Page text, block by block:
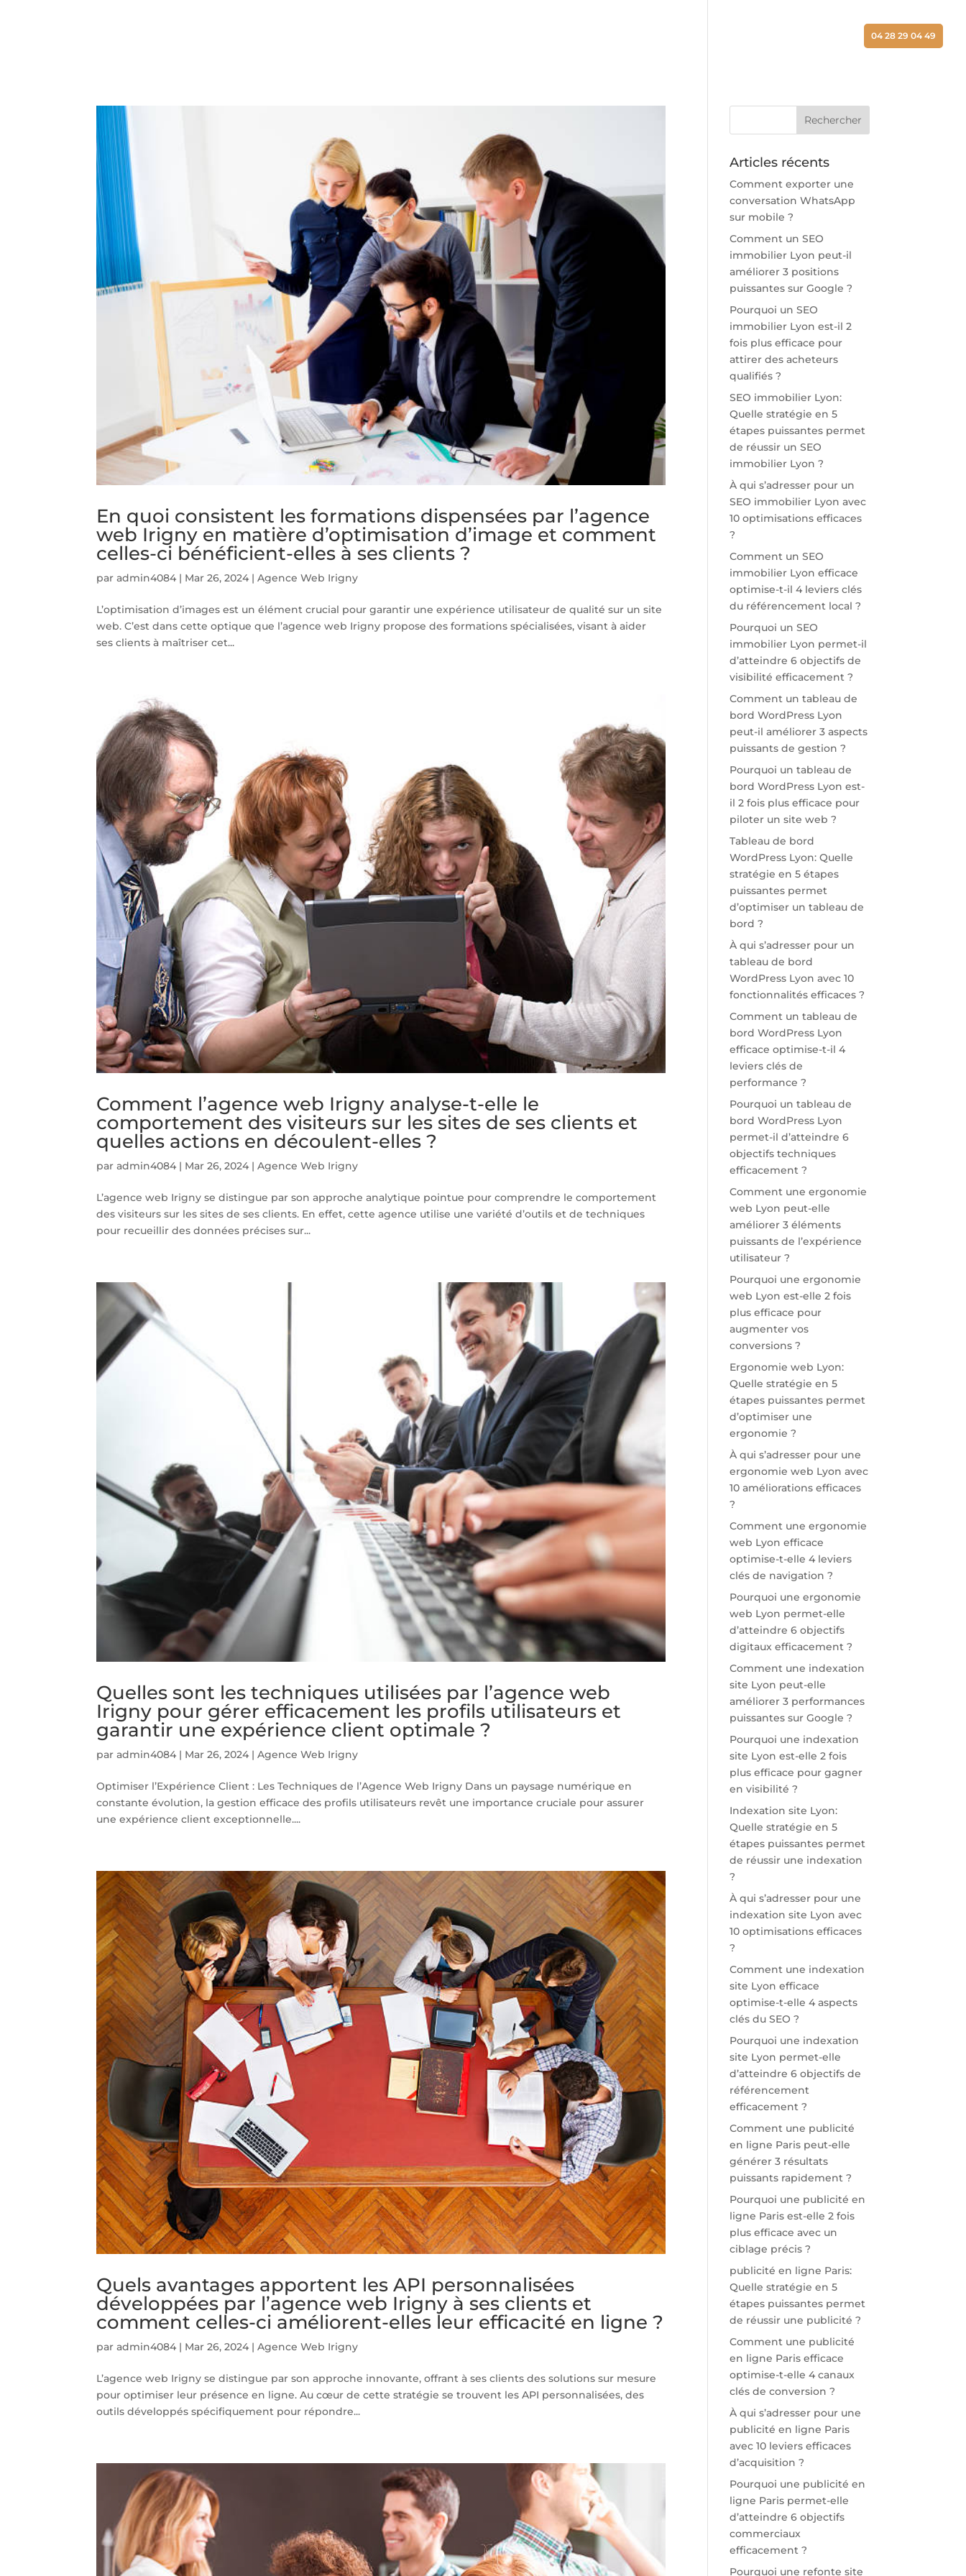
04 28 29 04 49
En quoi consistent les formations dispensées par l’agence
web Irigny en matière d’optimisation d’image et comment
celles-ci bénéficient-elles à ses clients ?
paradmin4084 | Mar 26, 2024 |Agence Web Irigny
L’optimisation d’images est un élément crucial pour garantir une expérience utilisateur de qualité sur un site
web. C’est dans cette optique que l’agence web Irigny propose des formations spécialisées, visant à aider
ses clients à maîtriser cet...
Comment l’agence web Irigny analyse-t-elle le
comportement des visiteurs sur les sites de ses clients et
quelles actions en découlent-elles ?
paradmin4084 | Mar 26, 2024 |Agence Web Irigny
L’agence web Irigny se distingue par son approche analytique pointue pour comprendre le comportement
des visiteurs sur les sites de ses clients. En effet, cette agence utilise une variété d’outils et de techniques
pour recueillir des données précises sur...
Quelles sont les techniques utilisées par l’agence web
Irigny pour gérer efficacement les profils utilisateurs et
garantir une expérience client optimale ?
paradmin4084 | Mar 26, 2024 |Agence Web Irigny
Optimiser l’Expérience Client : Les Techniques de l’Agence Web Irigny Dans un paysage numérique en
constante évolution, la gestion efficace des profils utilisateurs revêt une importance cruciale pour assurer
une expérience client exceptionnelle....
Quels avantages apportent les API personnalisées
développées par l’agence web Irigny à ses clients et
comment celles-ci améliorent-elles leur efficacité en ligne ?
paradmin4084 | Mar 26, 2024 |Agence Web Irigny
L’agence web Irigny se distingue par son approche innovante, offrant à ses clients des solutions sur mesure
pour optimiser leur présence en ligne. Au cœur de cette stratégie se trouvent les API personnalisées, des
outils développés spécifiquement pour répondre...
Articles récents
Comment exporter une
conversation WhatsApp
sur mobile ?
Comment un SEO
immobilier Lyon peut-il
améliorer 3 positions
puissantes sur Google ?
Pourquoi un SEO
immobilier Lyon est-il 2
fois plus efficace pour
attirer des acheteurs
qualifiés ?
SEO immobilier Lyon:
Quelle stratégie en 5
étapes puissantes permet
de réussir un SEO
immobilier Lyon ?
À qui s’adresser pour un
SEO immobilier Lyon avec
10 optimisations efficaces
?
Comment un SEO
immobilier Lyon efficace
optimise-t-il 4 leviers clés
du référencement local ?
Pourquoi un SEO
immobilier Lyon permet-il
d’atteindre 6 objectifs de
visibilité efficacement ?
Comment un tableau de
bord WordPress Lyon
peut-il améliorer 3 aspects
puissants de gestion ?
Pourquoi un tableau de
bord WordPress Lyon est-
il 2 fois plus efficace pour
piloter un site web ?
Tableau de bord
WordPress Lyon: Quelle
stratégie en 5 étapes
puissantes permet
d’optimiser un tableau de
bord ?
À qui s’adresser pour un
tableau de bord
WordPress Lyon avec 10
fonctionnalités efficaces ?
Comment un tableau de
bord WordPress Lyon
efficace optimise-t-il 4
leviers clés de
performance ?
Pourquoi un tableau de
bord WordPress Lyon
permet-il d’atteindre 6
objectifs techniques
efficacement ?
Comment une ergonomie
web Lyon peut-elle
améliorer 3 éléments
puissants de l’expérience
utilisateur ?
Pourquoi une ergonomie
web Lyon est-elle 2 fois
plus efficace pour
augmenter vos
conversions ?
Ergonomie web Lyon:
Quelle stratégie en 5
étapes puissantes permet
d’optimiser une
ergonomie ?
À qui s’adresser pour une
ergonomie web Lyon avec
10 améliorations efficaces
?
Comment une ergonomie
web Lyon efficace
optimise-t-elle 4 leviers
clés de navigation ?
Pourquoi une ergonomie
web Lyon permet-elle
d’atteindre 6 objectifs
digitaux efficacement ?
Comment une indexation
site Lyon peut-elle
améliorer 3 performances
puissantes sur Google ?
Pourquoi une indexation
site Lyon est-elle 2 fois
plus efficace pour gagner
en visibilité ?
Indexation site Lyon:
Quelle stratégie en 5
étapes puissantes permet
de réussir une indexation
?
À qui s’adresser pour une
indexation site Lyon avec
10 optimisations efficaces
?
Comment une indexation
site Lyon efficace
optimise-t-elle 4 aspects
clés du SEO ?
Pourquoi une indexation
site Lyon permet-elle
d’atteindre 6 objectifs de
référencement
efficacement ?
Comment une publicité
en ligne Paris peut-elle
générer 3 résultats
puissants rapidement ?
Pourquoi une publicité en
ligne Paris est-elle 2 fois
plus efficace avec un
ciblage précis ?
publicité en ligne Paris:
Quelle stratégie en 5
étapes puissantes permet
de réussir une publicité ?
Comment une publicité
en ligne Paris efficace
optimise-t-elle 4 canaux
clés de conversion ?
À qui s’adresser pour une
publicité en ligne Paris
avec 10 leviers efficaces
d’acquisition ?
Pourquoi une publicité en
ligne Paris permet-elle
d’atteindre 6 objectifs
commerciaux
efficacement ?
Pourquoi une refonte site